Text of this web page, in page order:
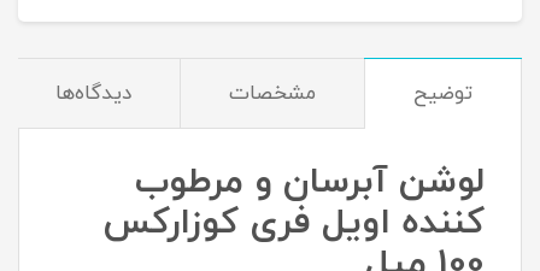
توضیح مشخصات دیدگاه‌ها
لوشن آبرسان و مرطوب
کننده اویل فری کوزارکس